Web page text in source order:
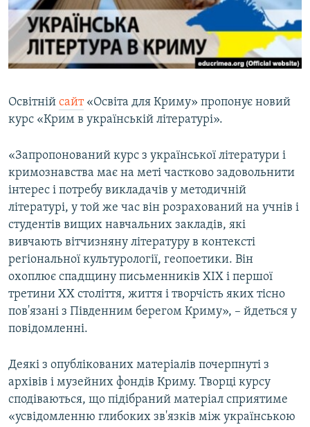
ВІДЕОУРОКИ «ELIFBE»
СВІДЧЕННЯ ОКУПАЦІЇ
УКРАЇНСЬКА ПРОБЛЕМА КРИМУ
Русский
Qırımtatar
Усі сайти RFE/RL
Освітній сайт«Освіта для Криму» пропонує новий
курс «Крим в українській літературі».
«Запропонований курс з української літератури і
кримознавства має на меті частково задовольнити
інтерес і потребу викладачів у методичній
літературі, у той же час він розрахований на учнів і
студентів вищих навчальних закладів, які
вивчають вітчизняну літературу в контексті
регіональної культурології, геопоетики. Він
охоплює спадщину письменників XIX і першої
третини ХХ століття, життя і творчість яких тісно
пов'язані з Південним берегом Криму», – йдеться у
повідомленні.
Деякі з опублікованих матеріалів почерпнуті з
архівів і музейних фондів Криму. Творці курсу
сподіваються, що підібраний матеріал сприятиме
«усвідомленню глибоких зв'язків між українською